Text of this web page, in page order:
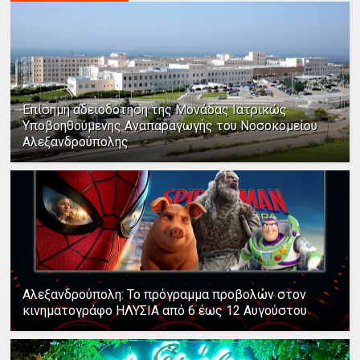
Επίσημη αδειοδότηση της Μονάδας Ιατρικώς
Υποβοηθούμενης Αναπαραγωγής του Νοσοκομείου
Αλεξανδρούπολης
Αλεξανδρούπολη: Το πρόγραμμα προβολών στον
κινηματογράφο ΗΛΥΣΙΑ από 6 έως 12 Αυγούστου